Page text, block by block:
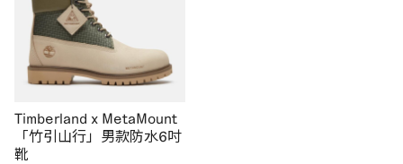
Timberland x MetaMount
「竹引山行」男款防水6吋
靴